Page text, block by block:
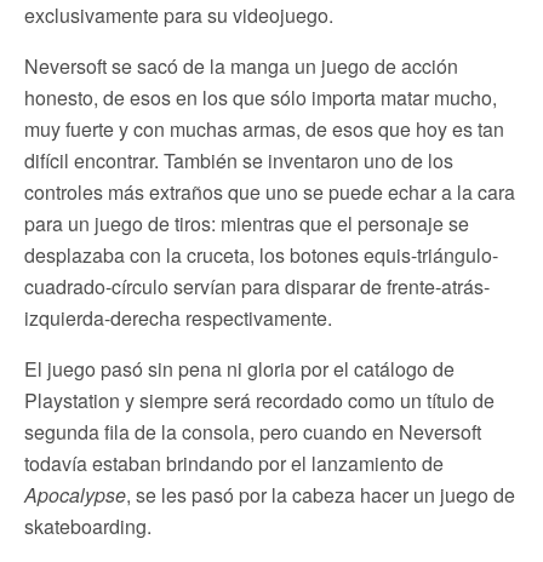
exclusivamente para su videojuego.
Neversoft se sacó de la manga un juego de acción
honesto, de esos en los que sólo importa matar mucho,
muy fuerte y con muchas armas, de esos que hoy es tan
difícil encontrar. También se inventaron uno de los
controles más extraños que uno se puede echar a la cara
para un juego de tiros: mientras que el personaje se
desplazaba con la cruceta, los botones equis-triángulo-
cuadrado-círculo servían para disparar de frente-atrás-
izquierda-derecha respectivamente.
El juego pasó sin pena ni gloria por el catálogo de
Playstation y siempre será recordado como un título de
segunda fila de la consola, pero cuando en Neversoft
todavía estaban brindando por el lanzamiento de
Apocalypse, se les pasó por la cabeza hacer un juego de
skateboarding.